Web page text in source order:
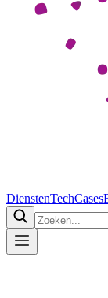
DienstenTechCases